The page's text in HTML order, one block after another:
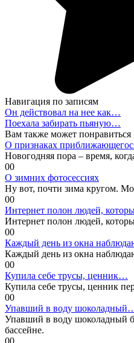
Навигация по записям
Он действовал на нее как…
Поехала забирать пьяную…
Вам также может понравиться
О признаках
Новогодняя пора – время,
00
О зимних фотосессиях
Ну вот, почти зима кругом.
00
Интернет полон людей,
Интернет полон людей,
00
Каждый день из окна
Каждый день из окна
00
Купила себе трусы, ценник…
Купила себе трусы, ценник
00
Упавший в воду
Упавший в воду шоколадный
бассейне.
00